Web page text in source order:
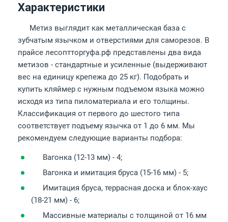
Характеристики
Метиз выглядит как металлическая база с
зубчатым язычком и отверстиями для саморезов. В
прайсе лесоптторгуфа.рф представлены два вида
метизов - стандартные и усиленные (выдерживают
вес на единицу крепежа до 25 кг). Подобрать и
купить кляймер с нужным подъемом языка можно
исходя из типа пиломатериала и его толщины.
Классификация от первого до шестого типа
соответствует подъему язычка от 1 до 6 мм. Мы
рекомендуем следующие варианты подбора:
Вагонка (12-13 мм) - 4;
Вагонка и имитация бруса (15-16 мм) - 5;
Имитация бруса, террасная доска и блок-хаус
(18-21 мм) - 6;
Массивные материалы с толщиной от 16 мм